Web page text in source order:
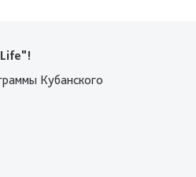
Кубанского